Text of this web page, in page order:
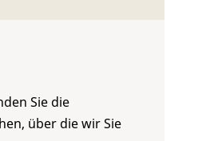
Sie die
über die wir Sie